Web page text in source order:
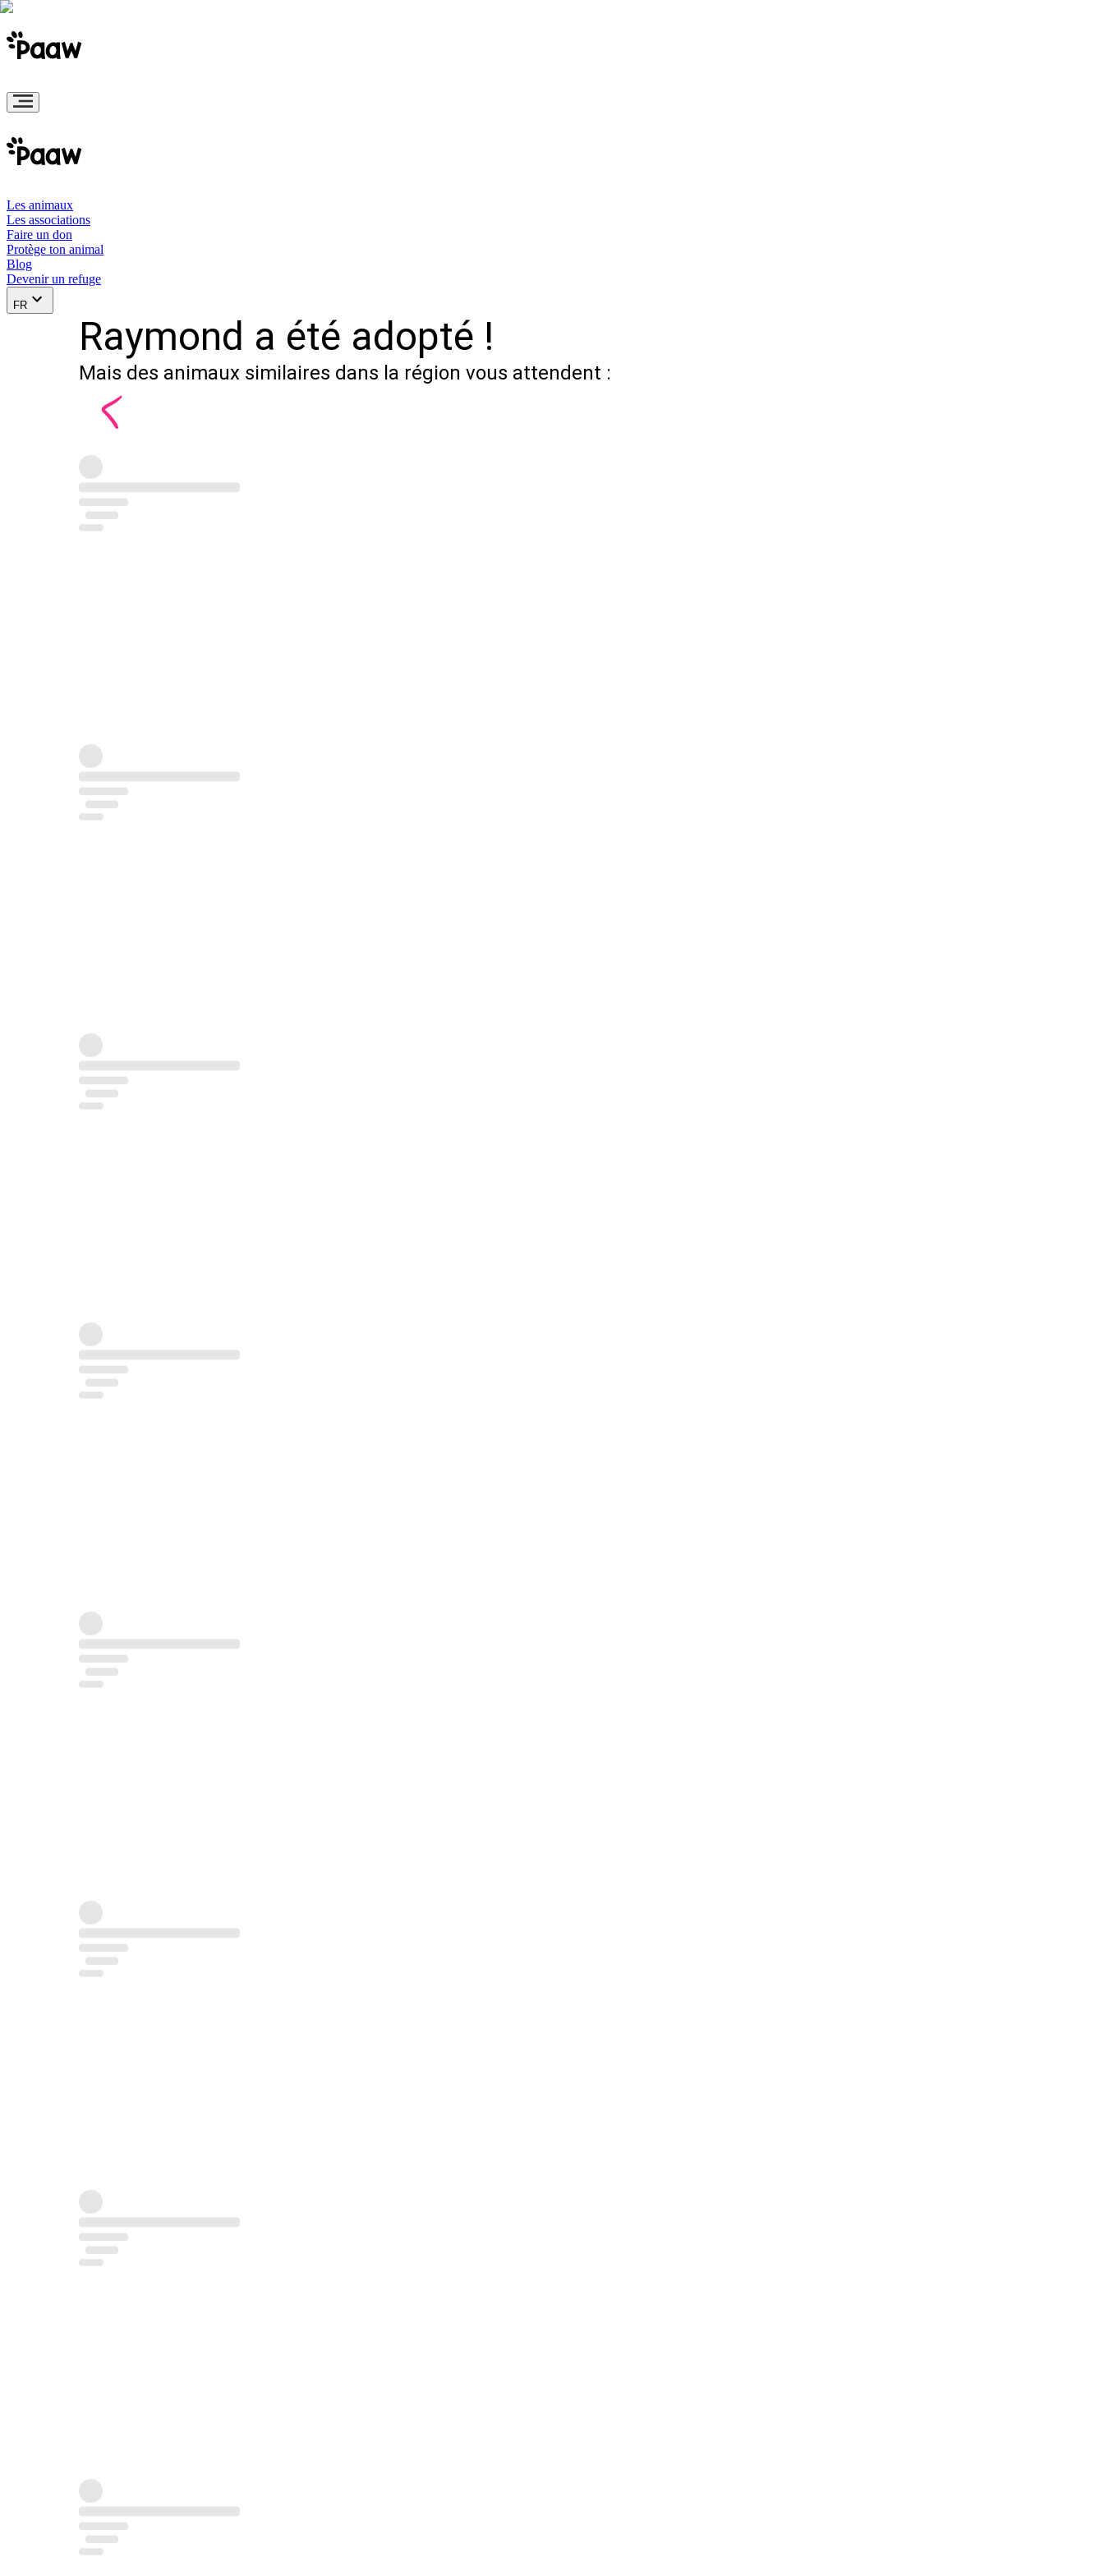
Les animaux
Les associations
Faire un don
Protège ton animal
Blog
Devenir un refuge
FR
Raymond a été adopté !
Mais des animaux similaires dans la région vous attendent :